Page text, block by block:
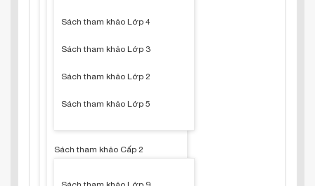
Sách tham khảo Lớp 4
Sách tham khảo Lớp 3
Sách tham khảo Lớp 2
Sách tham khảo Lớp 5
Sách tham khảo Cấp 2